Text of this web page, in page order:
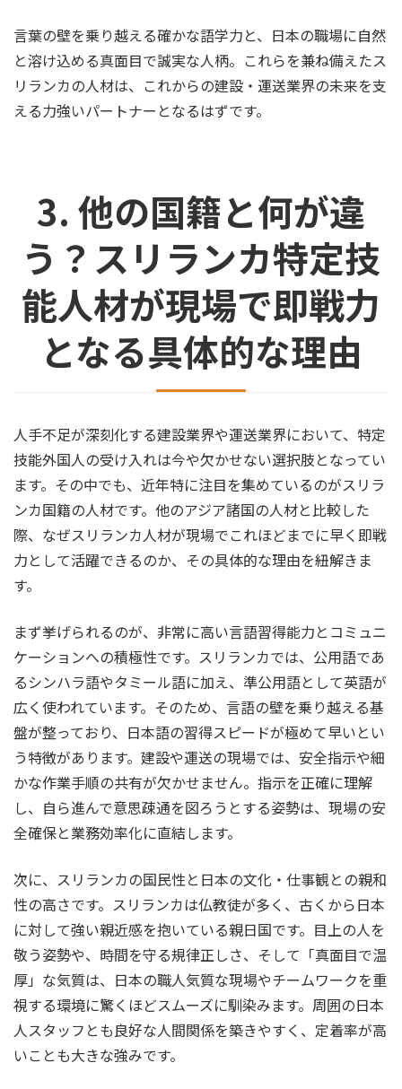
言葉の壁を乗り越える確かな語学力と、日本の職場に自然
と溶け込める真面目で誠実な人柄。これらを兼ね備えたス
リランカの人材は、これからの建設・運送業界の未来を支
える力強いパートナーとなるはずです。
3. 他の国籍と何が違
う？スリランカ特定技
能人材が現場で即戦力
となる具体的な理由
人手不足が深刻化する建設業界や運送業界において、特定
技能外国人の受け入れは今や欠かせない選択肢となってい
ます。その中でも、近年特に注目を集めているのがスリラ
ンカ国籍の人材です。他のアジア諸国の人材と比較した
際、なぜスリランカ人材が現場でこれほどまでに早く即戦
力として活躍できるのか、その具体的な理由を紐解きま
す。
まず挙げられるのが、非常に高い言語習得能力とコミュニ
ケーションへの積極性です。スリランカでは、公用語であ
るシンハラ語やタミール語に加え、準公用語として英語が
広く使われています。そのため、言語の壁を乗り越える基
盤が整っており、日本語の習得スピードが極めて早いとい
う特徴があります。建設や運送の現場では、安全指示や細
かな作業手順の共有が欠かせません。指示を正確に理解
し、自ら進んで意思疎通を図ろうとする姿勢は、現場の安
全確保と業務効率化に直結します。
次に、スリランカの国民性と日本の文化・仕事観との親和
性の高さです。スリランカは仏教徒が多く、古くから日本
に対して強い親近感を抱いている親日国です。目上の人を
敬う姿勢や、時間を守る規律正しさ、そして「真面目で温
厚」な気質は、日本の職人気質な現場やチームワークを重
視する環境に驚くほどスムーズに馴染みます。周囲の日本
人スタッフとも良好な人間関係を築きやすく、定着率が高
いことも大きな強みです。